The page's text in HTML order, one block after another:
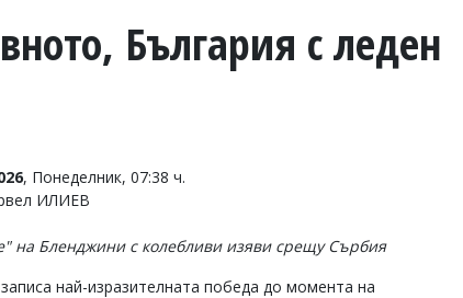
България с леден
, Понеделник, 07:38 ч.
ИЛИЕВ
на Бленджини с колебливи изяви срещу Сърбия
най-изразителната победа до момента на